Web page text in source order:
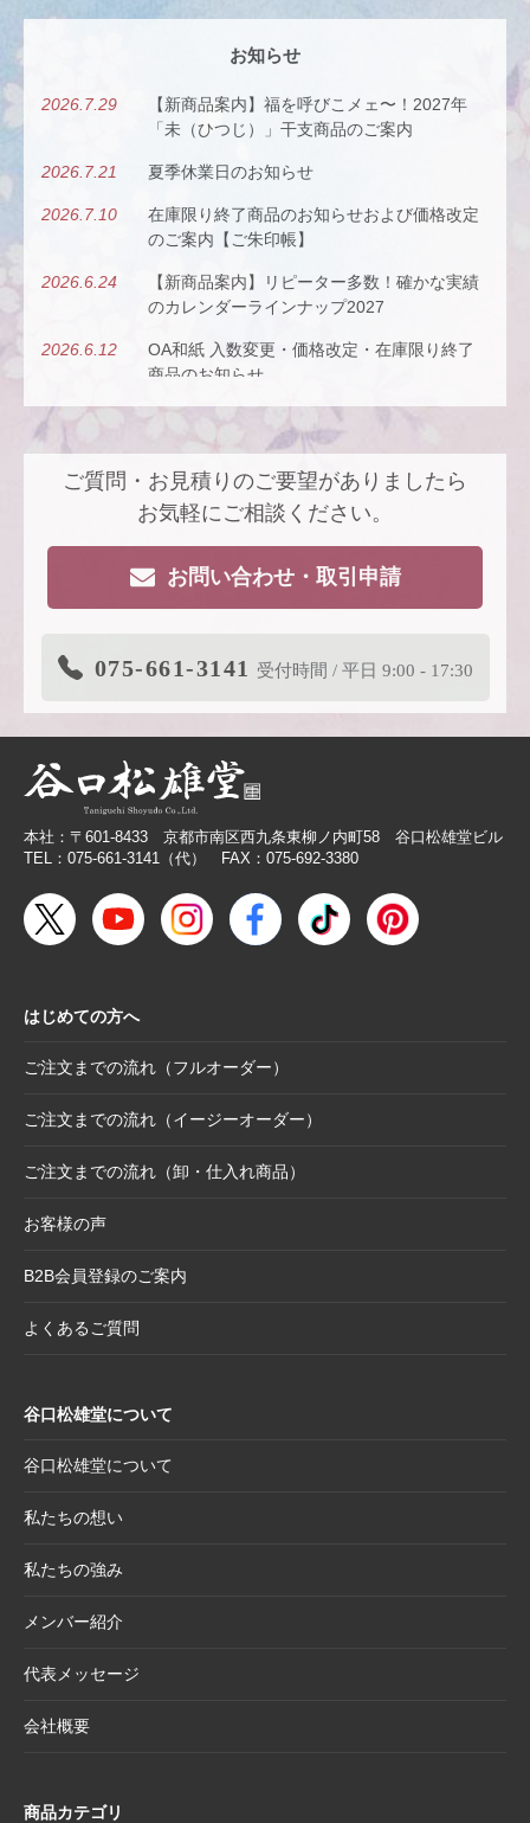
お知らせ
2026.7.29
【新商品案内】福を呼びこメェ〜！2027年
「未（ひつじ）」干支商品のご案内
2026.7.21 夏季休業日のお知らせ
2026.7.10
在庫限り終了商品のお知らせおよび価格改定
のご案内【ご朱印帳】
2026.6.24
【新商品案内】リピーター多数！確かな実績
のカレンダーラインナップ2027
2026.6.12
OA和紙 入数変更・価格改定・在庫限り終了
商品のお知らせ
2026.5.26
にのせて。
2026.4.22
【新商品案内】派手すぎないがちょうどい
い、風も色も透ける、和紙の扇子
2026.4.16 大型連休休業日のお知らせ
2026.3.11 商品リニューアルのご案内
2026.2.26
【無料提供】売場づくりを応援！訴求力を高
める専用POP
2026.2.19 【色紙】価格改定のお願い
2025.10.28
【新商品案内】色エンピツ作家 かわばたあき
こが描く、ワンダーランドへと誘うアートグ
ッズ〈メモボックス〉と〈ミニアートボック
2025.10.16
日付誤植に関するお詫びと交換対応のお知ら
2025.8.28 【和綴じノート】新柄発表
2025.8.21
2025.8.19
【新商品案内】躍進を呼び込む縁起物─2026
ダー受付開始
2025.6.11
【新商品】「日本画の巨匠たち」新作5アイテ
ご質問・お見積りのご要望がありましたら
お気軽にご相談ください。
お問い合わせ・取引申請
075-661-3141 受付時間 / 平日 9:00 - 17:30
本社：〒601-8433 京都市南区西九条東柳ノ内町58 谷口松雄堂ビル
TEL：075-661-3141（代） FAX：075-692-3380
はじめての方へ
ご注文までの流れ（フルオーダー）
ご注文までの流れ（イージーオーダー）
ご注文までの流れ（卸・仕入れ商品）
お客様の声
B2B会員登録のご案内
よくあるご質問
谷口松雄堂について
谷口松雄堂について
私たちの想い
私たちの強み
メンバー紹介
代表メッセージ
会社概要
商品カテゴリ